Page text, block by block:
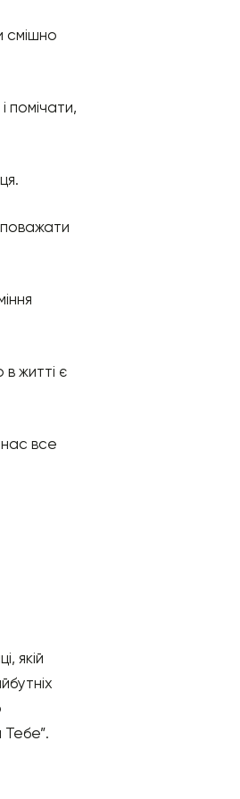
смішно
помічати,
в житті є
нас все
якій
Тебе”.